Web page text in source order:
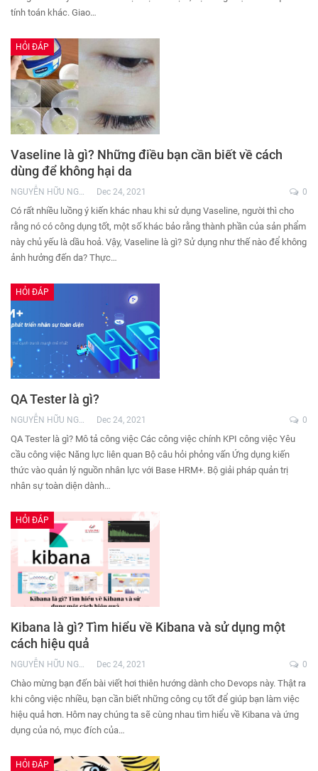
tính toán khác. Giao…
HỎI ĐÁP
Vaseline là gì? Những điều bạn cần biết về cách
dùng để không hại da
Dec 24, 2021 0
Có rất nhiều luồng ý kiến khác nhau khi sử dụng Vaseline, người thì cho
rằng nó có công dụng tốt, một số khác bảo rằng thành phần của sản phẩm
này chủ yếu là dầu hoả. Vậy, Vaseline là gì? Sử dụng như thế nào để không
ảnh hưởng đến da? Thực…
HỎI ĐÁP
QA Tester là gì?
NGUYỄN HỮU NGHĨA Dec 24, 2021 0
QA Tester là gì? Mô tả công việc Các công việc chính KPI công việc Yêu
cầu công việc Năng lực liên quan Bộ câu hỏi phỏng vấn Ứng dụng kiến
thức vào quản lý nguồn nhân lực với Base HRM+. Bộ giải pháp quản trị
nhân sự toàn diện dành…
HỎI ĐÁP
Kibana là gì? Tìm hiểu về Kibana và sử dụng một
cách hiệu quả
NGUYỄN HỮU NGHĨA Dec 24, 2021 0
Chào mừng bạn đến bài viết hơi thiên hướng dành cho Devops này. Thật ra
khi công việc nhiều, bạn cần biết những công cụ tốt để giúp bạn làm việc
hiệu quả hơn. Hôm nay chúng ta sẽ cùng nhau tìm hiểu về Kibana và ứng
dụng của nó, mục đích của…
HỎI ĐÁP